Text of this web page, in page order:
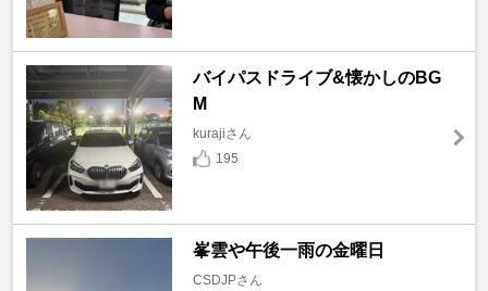
バイパスドライブ&懐かしのBG
M
kurajiさん
195
峯雲や午後一雨の金曜日
CSDJPさん